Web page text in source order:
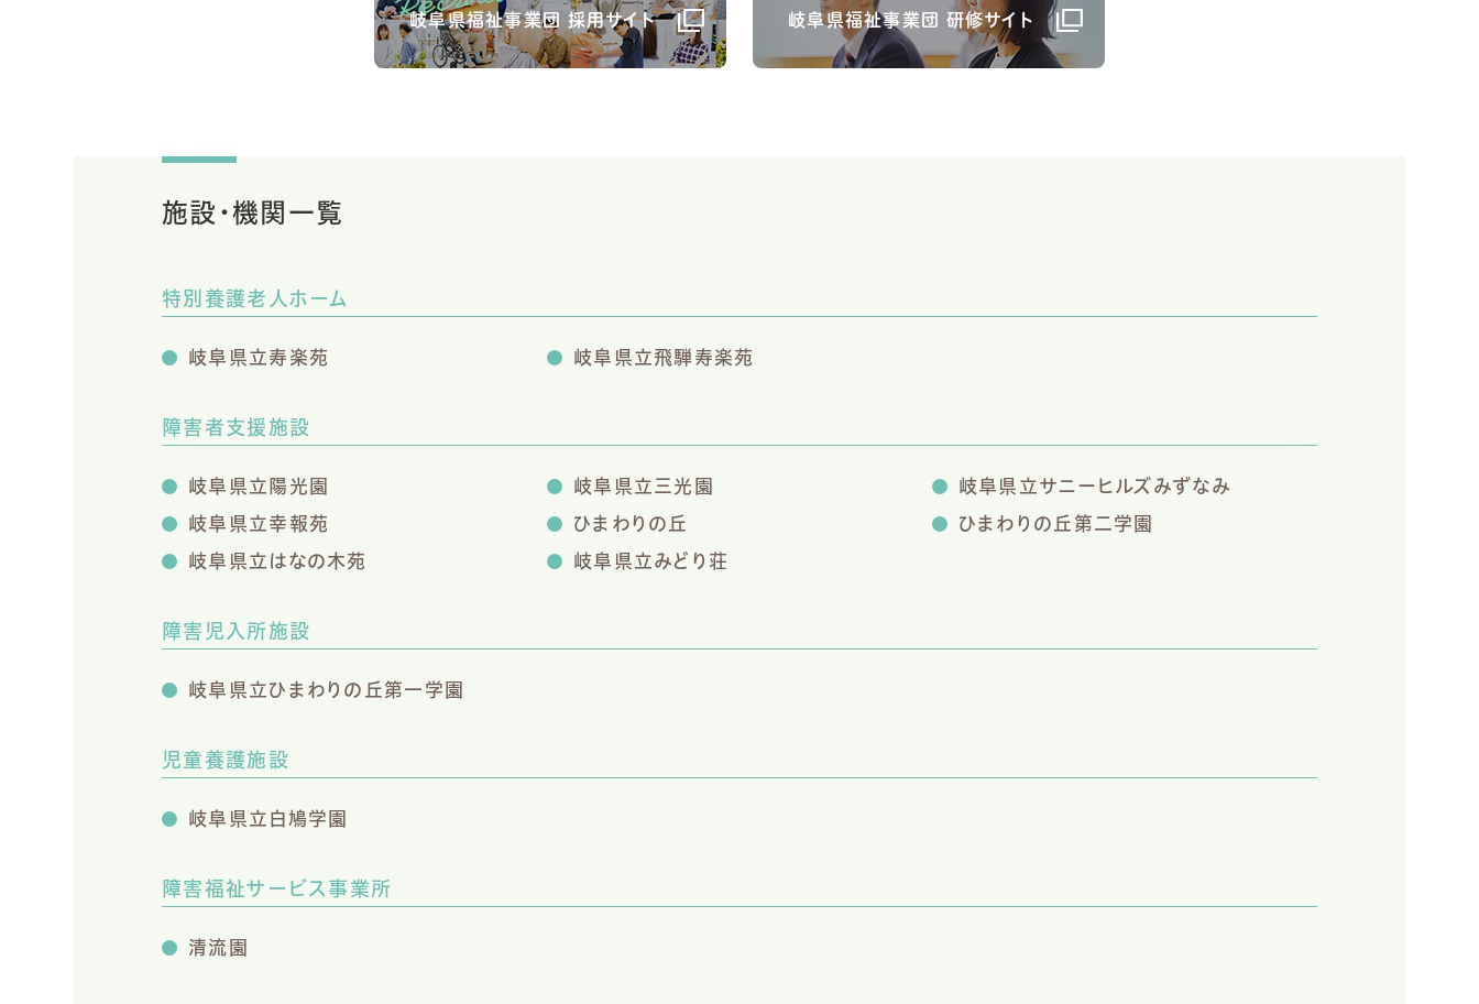
岐阜県福祉事業団 採用サイト 岐阜県福祉事業団 研修サイト
施設・機関一覧
特別養護老人ホーム
岐阜県立寿楽苑 岐阜県立飛騨寿楽苑
障害者支援施設
岐阜県立陽光園 岐阜県立三光園
岐阜県立サニーヒルズみずなみ
岐阜県立幸報苑
ひまわりの丘
ひまわりの丘第二学園
岐阜県立はなの木苑
岐阜県立みどり荘
障害児入所施設
岐阜県立ひまわりの丘第一学園
児童養護施設
岐阜県立白鳩学園
障害福祉サービス事業所
清流園